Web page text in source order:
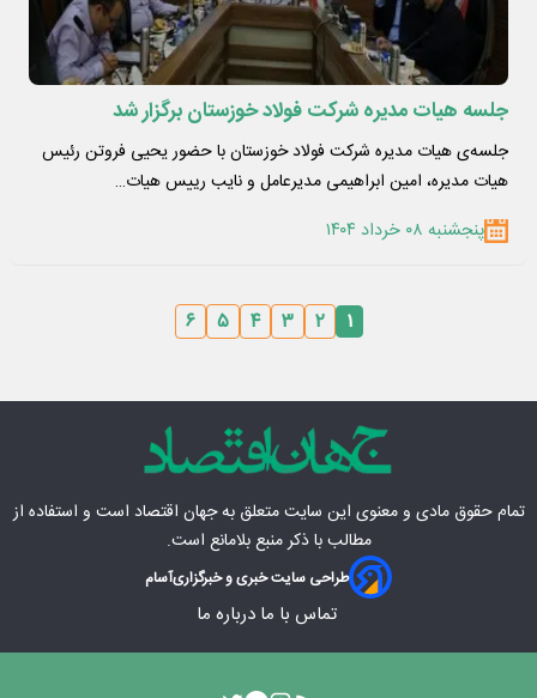
جلسه هیات مدیره شرکت فولاد خوزستان برگزار شد
جلسه‌ی هیات‌ مدیره شرکت فولاد خوزستان با حضور یحیی فروتن رئیس
هیات مدیره، امین ابراهیمی مدیرعامل و نایب رییس هیات…
پنجشنبه ۰۸ خرداد ۱۴۰۴
۱ ۲ ۳ ۴ ۵ ۶
تمام حقوق مادی‌ و معنوی این سایت متعلق بهجهان اقتصاد است و استفاده از
مطالب با ذکر منبع بلامانع است.
طراحی سایت خبری و خبرگزاریآسام
تماس با ما درباره ما